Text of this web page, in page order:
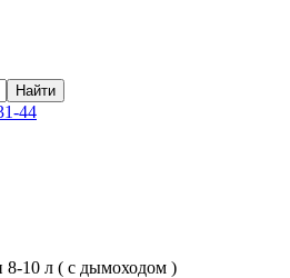
Найти
44
8-10 л ( с дымоходом )